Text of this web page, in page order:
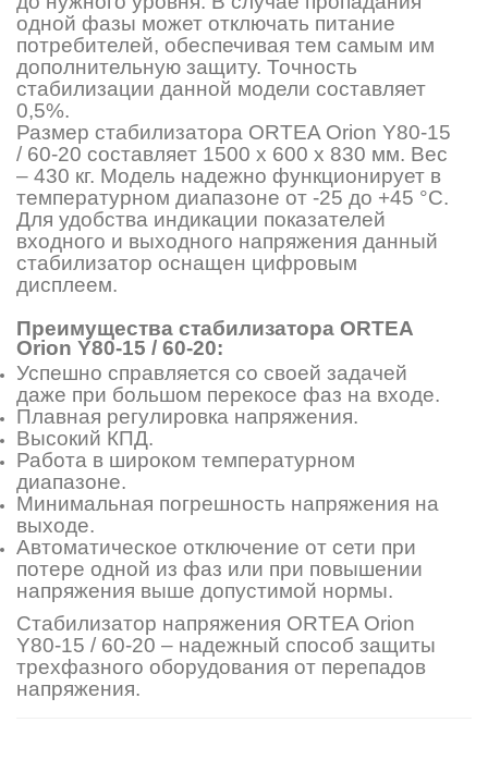
одной фазы может отключать питание
потребителей, обеспечивая тем самым им
дополнительную защиту. Точность
стабилизации данной модели составляет
0,5%.
Размер стабилизатора ORTEA Orion Y80-15
/ 60-20 составляет 1500 х 600 х 830 мм. Вес
– 430 кг. Модель надежно функционирует в
температурном диапазоне от -25 до +45 °C.
Для удобства индикации показателей
входного и выходного напряжения данный
стабилизатор оснащен цифровым
дисплеем.
Преимущества стабилизатора ORTEA
Orion Y80-15 / 60-20:
Успешно справляется со своей задачей
даже при большом перекосе фаз на входе.
Плавная регулировка напряжения.
Высокий КПД.
Работа в широком температурном
диапазоне.
Минимальная погрешность напряжения на
выходе.
Автоматическое отключение от сети при
потере одной из фаз или при повышении
напряжения выше допустимой нормы.
Стабилизатор напряжения ORTEA Orion
Y80-15 / 60-20 – надежный способ защиты
трехфазного оборудования от перепадов
напряжения.